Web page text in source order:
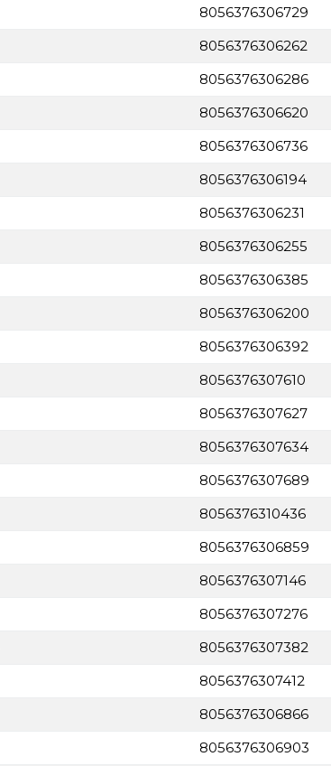
8056376306729
8056376306262
8056376306286
8056376306620
8056376306736
8056376306194
8056376306231
8056376306255
8056376306385
8056376306200
8056376306392
8056376307610
8056376307627
8056376307634
8056376307689
8056376310436
8056376306859
8056376307146
8056376307276
8056376307382
8056376307412
8056376306866
8056376306903